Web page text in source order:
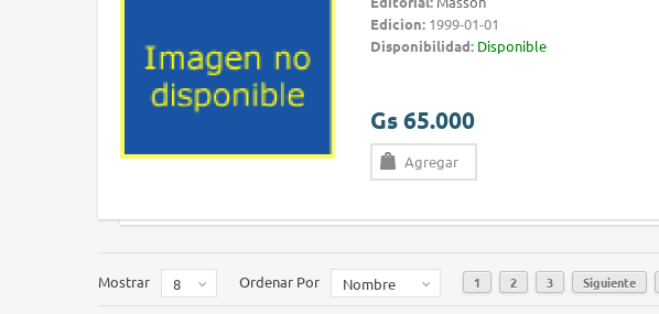
Edicion: 1999-01-01
Disponibilidad: Disponible
Gs 65.000
Agregar
Mostrar 8 Ordenar Por Nombre 1 2 3 Siguiente